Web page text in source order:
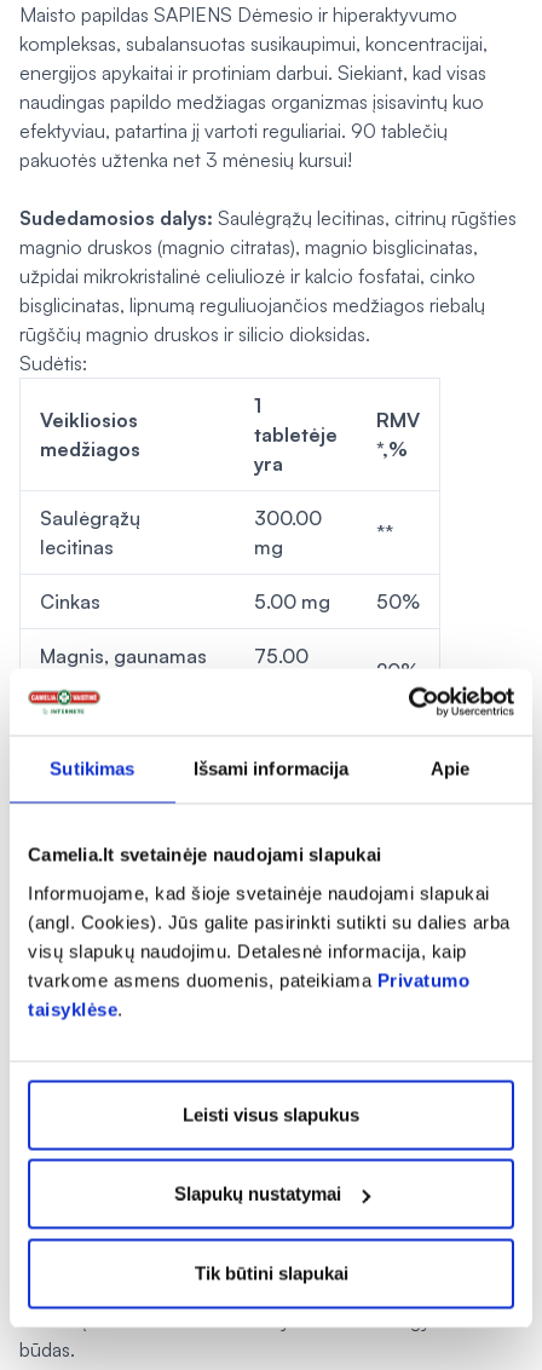
Sutikimas Išsami informacija Apie
Camelia.lt svetainėje naudojami slapukai
Informuojame, kad šioje svetainėje naudojami slapukai
(angl. Cookies). Jūs galite pasirinkti sutikti su dalies arba
visų slapukų naudojimu. Detalesnė informacija, kaip
tvarkome asmens duomenis, pateikiama Privatumo
taisyklėse.
Leisti visus slapukus
Slapukų nustatymai
Tik būtini slapukai
Maisto papildas SAPIENS Dėmesio ir hiperaktyvumo
kompleksas, subalansuotas susikaupimui, koncentracijai,
energijos apykaitai ir protiniam darbui. Siekiant, kad visas
naudingas papildo medžiagas organizmas įsisavintų kuo
efektyviau, patartina jį vartoti reguliariai. 90 tablečių
pakuotės užtenka net 3 mėnesių kursui!
Sudedamosios dalys: Saulėgrąžų lecitinas, citrinų rūgšties
magnio druskos (magnio citratas), magnio bisglicinatas,
užpidai mikrokristalinė celiuliozė ir kalcio fosfatai, cinko
bisglicinatas, lipnumą reguliuojančios medžiagos riebalų
rūgščių magnio druskos ir silicio dioksidas.
Sudėtis:
Veikliosios
medžiagos
1
tabletėje
yra
RMV
*,%
Saulėgrąžų
lecitinas
300.00
mg
**
Cinkas 5.00 mg 50%
Magnis, gaunamas
iš:
75.00
20%
magnio druskų
mg
bisglicinato
mg
*RMV- referencinė maistinė vertė (rekomenduojama paros
norma)
**-RMV nenustatyta.
***KSV - kolonijas sudarančių vienetų
vartoti po 1 tabletę per dieną po valgio.
Vartojimo apribojimai:
Įspėjimai:
Maisto papildas neturėtų būti vartojamas kaip maisto
pakaitalas. Neviršyti nustatytos rekomenduojamos dozės.
būdas.